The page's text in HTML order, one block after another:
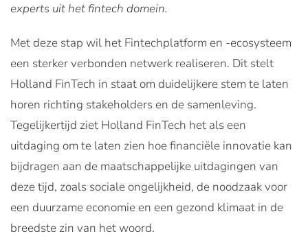
experts uit het fintech domein.
Met deze stap wil het Fintechplatform en -ecosysteem
een sterker verbonden netwerk realiseren. Dit stelt
Holland FinTech in staat om duidelijkere stem te laten
horen richting stakeholders en de samenleving.
Tegelijkertijd ziet Holland FinTech het als een
uitdaging om te laten zien hoe financiële innovatie kan
bijdragen aan de maatschappelijke uitdagingen van
deze tijd, zoals sociale ongelijkheid, de noodzaak voor
een duurzame economie en een gezond klimaat in de
breedste zin van het woord.